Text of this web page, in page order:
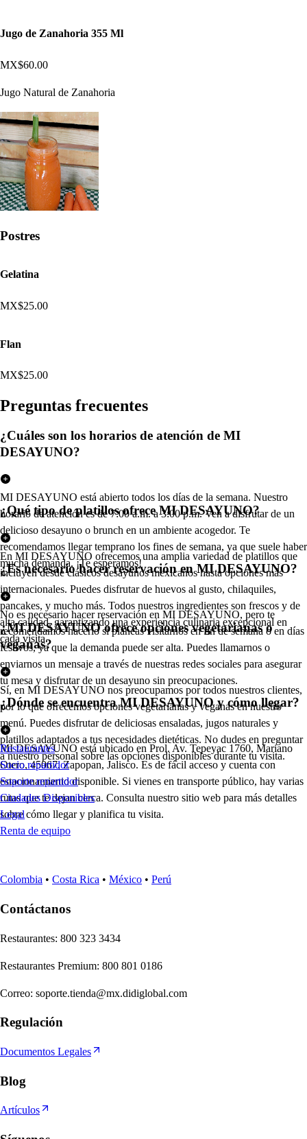
Jugo de Zanahoria 355 Ml
MX$60.00
Jugo Natural de Zanahoria
Postres
Gelatina
MX$25.00
Flan
MX$25.00
Preguntas frecuentes
¿Cuáles son los horarios de atención de MI
DESAYUNO?
MI DESAYUNO está abierto todos los días de la semana. Nuestro
horario de atención es de 7:00 a.m. a 3:00 p.m. Ven a disfrutar de un
delicioso desayuno o brunch en un ambiente acogedor. Te
recomendamos llegar temprano los fines de semana, ya que suele haber
mucha demanda. ¡Te esperamos!
¿Qué tipo de platillos ofrece MI DESAYUNO?
En MI DESAYUNO ofrecemos una amplia variedad de platillos que
incluyen desde clásicos desayunos mexicanos hasta opciones más
internacionales. Puedes disfrutar de huevos al gusto, chilaquiles,
pancakes, y mucho más. Todos nuestros ingredientes son frescos y de
alta calidad, garantizando una experiencia culinaria excepcional en
cada visita.
¿Es necesario hacer reservación en MI DESAYUNO?
No es necesario hacer reservación en MI DESAYUNO, pero te
recomendamos hacerlo si planeas visitarnos en fin de semana o en días
festivos, ya que la demanda puede ser alta. Puedes llamarnos o
enviarnos un mensaje a través de nuestras redes sociales para asegurar
tu mesa y disfrutar de un desayuno sin preocupaciones.
¿MI DESAYUNO ofrece opciones vegetarianas o
veganas?
Sí, en MI DESAYUNO nos preocupamos por todos nuestros clientes,
por lo que ofrecemos opciones vegetarianas y veganas en nuestro
menú. Puedes disfrutar de deliciosas ensaladas, jugos naturales y
platillos adaptados a tus necesidades dietéticas. No dudes en preguntar
a nuestro personal sobre las opciones disponibles durante tu visita.
¿Dónde se encuentra MI DESAYUNO y cómo llegar?
MI DESAYUNO está ubicado en Prol. Av. Tepeyac 1760, Mariano
Otero, 45067, Zapopan, Jalisco. Es de fácil acceso y cuenta con
estacionamiento disponible. Si vienes en transporte público, hay varias
rutas que te dejan cerca. Consulta nuestro sitio web para más detalles
sobre cómo llegar y planifica tu visita.
Restaurantes
Socio repartidor
Soporte repartidor
Ciudades Disponibles
Legal
Renta de equipo
Colombia • Costa Rica • México • Perú
Contáctanos
Restaurantes: 800 323 3434
Restaurantes Premium: 800 801 0186
Correo: soporte.tienda@mx.didiglobal.com
Regulación
Documentos Legales
Blog
Artículos